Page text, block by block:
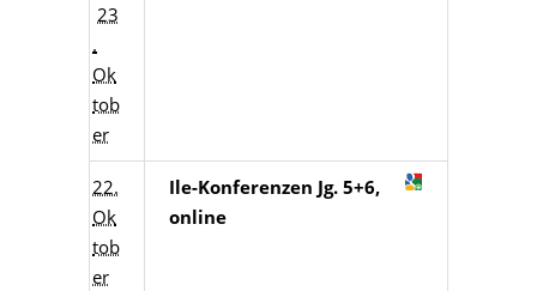
23
.
Ok
tob
er
22.
Ok
tob
er
Ile-Konferenzen Jg. 5+6,
online